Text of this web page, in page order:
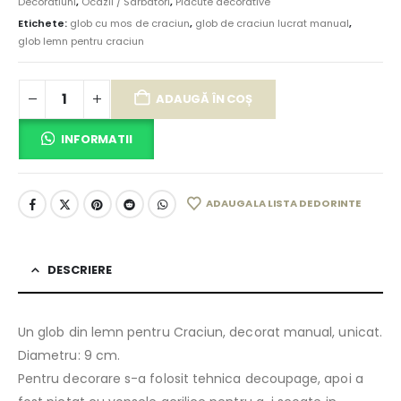
Etichete: glob cu mos de craciun, glob de craciun lucrat manual,
glob lemn pentru craciun
ADAUGĂ ÎN COȘ
INFORMATII
ADAUGA LA LISTA DE DORINTE
DESCRIERE
Un glob din lemn pentru Craciun, decorat manual, unicat.
Diametru: 9 cm.
Pentru decorare s-a folosit tehnica decoupage, apoi a